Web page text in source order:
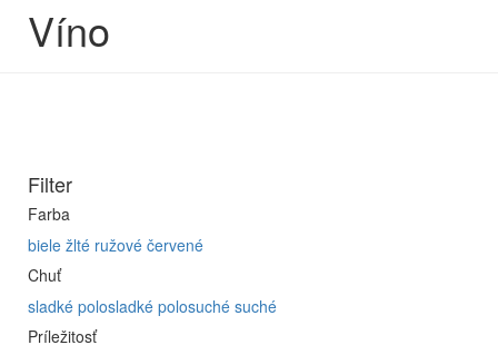
Víno
Filter
Farba
biele žlté ružové červené
Chuť
sladké polosladké polosuché suché
Príležitosť